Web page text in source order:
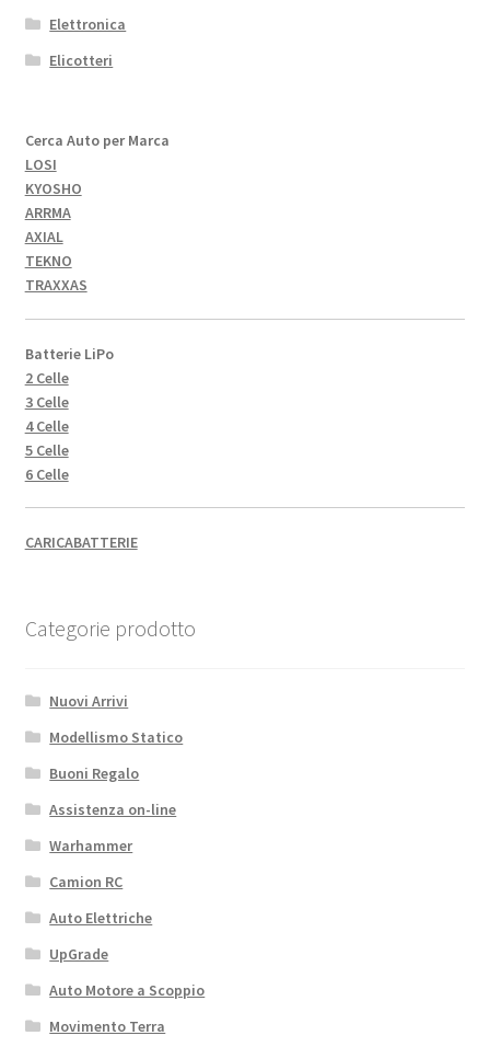
Elettronica
Elicotteri
Cerca Auto per Marca
LOSI
KYOSHO
ARRMA
AXIAL
TEKNO
TRAXXAS
Batterie LiPo
2 Celle
3 Celle
4 Celle
5 Celle
6 Celle
CARICABATTERIE
Categorie prodotto
Nuovi Arrivi
Modellismo Statico
Buoni Regalo
Assistenza on-line
Warhammer
Camion RC
Auto Elettriche
UpGrade
Auto Motore a Scoppio
Movimento Terra